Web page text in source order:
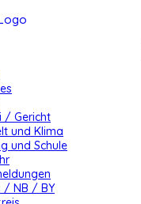
/ Gericht
und Klima
und Schule
/ NB / BY